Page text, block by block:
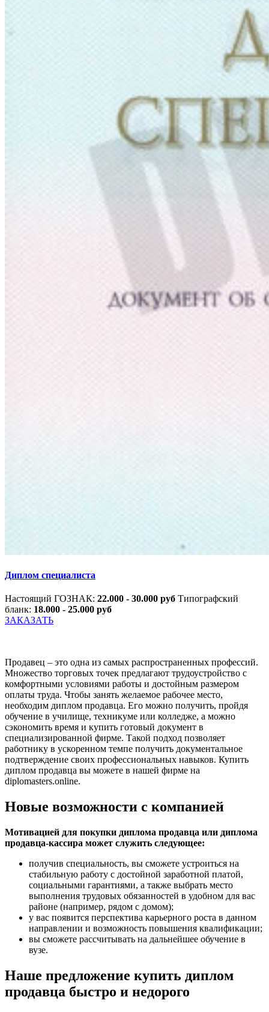
Диплом специалиста
Настоящий ГОЗНАК: 22.000 - 30.000 руб Типографский
бланк: 18.000 - 25.000 руб
ЗАКАЗАТЬ
Продавец – это одна из самых распространенных профессий.
Множество торговых точек предлагают трудоустройство с
комфортными условиями работы и достойным размером
оплаты труда. Чтобы занять желаемое рабочее место,
необходим диплом продавца. Его можно получить, пройдя
обучение в училище, техникуме или колледже, а можно
сэкономить время и купить готовый документ в
специализированной фирме. Такой подход позволяет
работнику в ускоренном темпе получить документальное
подтверждение своих профессиональных навыков. Купить
диплом продавца вы можете в нашей фирме на
diplomasters.online.
Новые возможности с компанией
Мотивацией для покупки диплома продавца или диплома
продавца-кассира может служить следующее:
получив специальность, вы сможете устроиться на
стабильную работу с достойной заработной платой,
социальными гарантиями, а также выбрать место
выполнения трудовых обязанностей в удобном для вас
районе (например, рядом с домом);
у вас появится перспектива карьерного роста в данном
направлении и возможность повышения квалификации;
вы сможете рассчитывать на дальнейшее обучение в
вузе.
Наше предложение купить диплом
продавца быстро и недорого